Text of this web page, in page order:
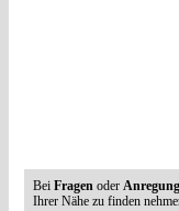
Bei Fragen oder
Ihrer Nähe zu finden